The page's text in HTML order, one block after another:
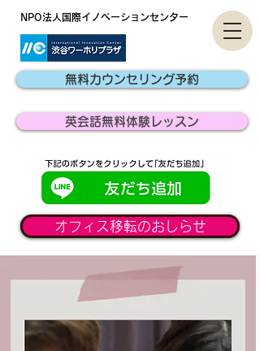
​NPO法人国際イノベーションセンター
無料カウンセリング予約
英会話無料体験レッスン
オフィス移転のおしらせ